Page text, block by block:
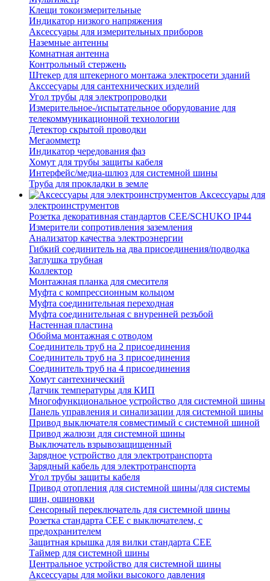
Клещи токоизмерительные
Индикатор низкого напряжения
Аксессуары для измерительных приборов
Наземные антенны
Комнатная антенна
Контрольный стержень
Штекер для штекерного монтажа электросети зданий
Акссесуары для сантехнических изделий
Угол трубы для электропроводки
Измерительное-/испытательное оборудование для
телекоммуникационной технологии
Детектор скрытой проводки
Мегаомметр
Индикатор чередования фаз
Хомут для трубы защиты кабеля
Интерфейс/медиа-шлюз для системной шины
Труба для прокладки в земле
Аксессуары для
электроинструментов
Розетка декоративная стандартов CEE/SCHUKO IP44
Измерители сопротивления заземления
Анализатор качества электроэнергии
Гибкий соединитель на два присоединения/подводка
Заглушка трубная
Коллектор
Монтажная планка для смесителя
Муфта с компрессионным кольцом
Муфта соединительная переходная
Муфта соединительная с внуренней резъбой
Настенная пластина
Обойма монтажная с отводом
Соединитель труб на 2 присоединения
Соединитель труб на 3 присоединения
Соединитель труб на 4 присоединения
Хомут сантехнический
Датчик температуры для КИП
Многофункциональное устройство для системной шины
Панель управления и синализации для системной шины
Привод выключателя совместимый с системной шиной
Привод жалюзи для системной шины
Выключатель взрывозащищенный
Зарядное устройство для электротранспорта
Зарядный кабель для электротранспорта
Угол трубы защиты кабеля
Привод отопления для системной шины/для системы
шин, ошиновки
Сенсорный переключатель для системной шины
Розетка стандарта СЕЕ с выключателем, с
предохранителем
Защитная крышка для вилки стандарта CEE
Таймер для системной шины
Центральное устройство для системной шины
Аксессуары для мойки высокого давления